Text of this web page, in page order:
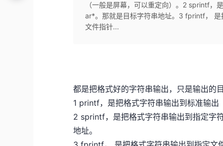
（一般是屏幕，可以重定向）。2 sprintf
ar*。那就是目标字符串地址。3 fprintf，
文件指针...
都是把格式好的字符串输出，只是输出的
1 printf，是把格式字符串输出到标准输出
2 sprintf，是把格式字符串输出到指定字
地址。